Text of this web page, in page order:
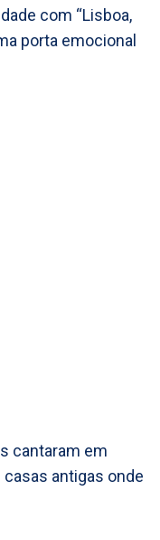
com “Lisboa,
porta emocional
cantaram em
antigas onde